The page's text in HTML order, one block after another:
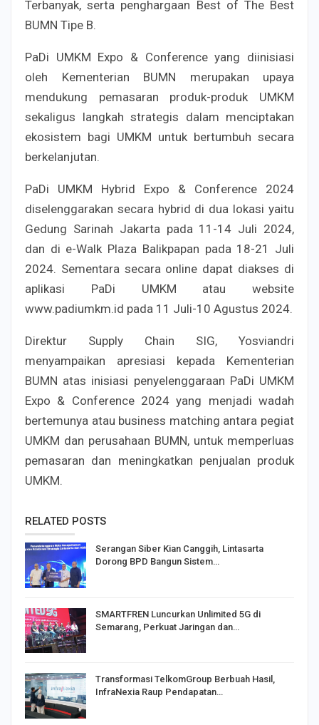
Terbanyak, serta penghargaan Best of The Best
BUMN Tipe B.
PaDi UMKM Expo & Conference yang diinisiasi
oleh Kementerian BUMN merupakan upaya
mendukung pemasaran produk-produk UMKM
sekaligus langkah strategis dalam menciptakan
ekosistem bagi UMKM untuk bertumbuh secara
berkelanjutan.
PaDi UMKM Hybrid Expo & Conference 2024
diselenggarakan secara hybrid di dua lokasi yaitu
Gedung Sarinah Jakarta pada 11-14 Juli 2024,
dan di e-Walk Plaza Balikpapan pada 18-21 Juli
2024. Sementara secara online dapat diakses di
aplikasi PaDi UMKM atau website
www.padiumkm.id pada 11 Juli-10 Agustus 2024.
Direktur Supply Chain SIG, Yosviandri
menyampaikan apresiasi kepada Kementerian
BUMN atas inisiasi penyelenggaraan PaDi UMKM
Expo & Conference 2024 yang menjadi wadah
bertemunya atau business matching antara pegiat
UMKM dan perusahaan BUMN, untuk memperluas
pemasaran dan meningkatkan penjualan produk
UMKM.
RELATED POSTS
Serangan Siber Kian Canggih, Lintasarta
Dorong BPD Bangun Sistem…
SMARTFREN Luncurkan Unlimited 5G di
Semarang, Perkuat Jaringan dan…
Transformasi TelkomGroup Berbuah Hasil,
InfraNexia Raup Pendapatan…